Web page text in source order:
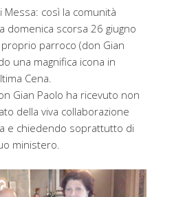
Messa: così la comunità
domenica scorsa 26 giugno
parroco (don Gian
una magnifica icona in
Cena.
Gian Paolo ha ricevuto non
della viva collaborazione
e chiedendo soprattutto di
ministero.